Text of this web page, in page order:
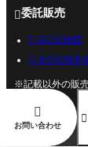
委託販売
U-BASE相模
U-BASE海老
※記載以外の販

お問い合わせ
